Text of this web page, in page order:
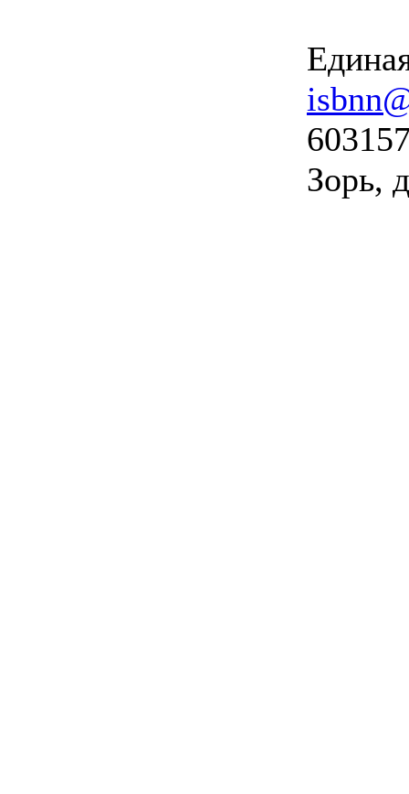
Зорь,